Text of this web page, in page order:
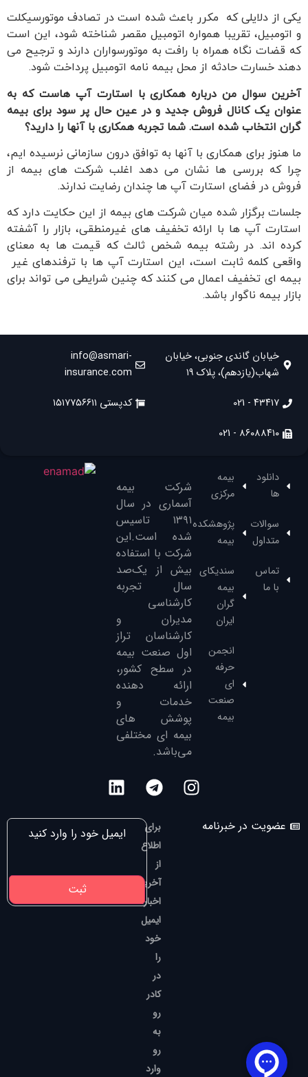
یکی از دلایلی که مکرر باعث شده است در تصادف موتورسیکلت
و اتومبیل، تقریبا همواره اتومبیل مقصر شناخته شود، این است
که قضات نگاه همراه با رافت به موتورسواران دارند و ترجیح می
دهند خسارت حادثه از محل بیمه نامه اتومبیل پرداخت شود.
آخرین سوال من درباره همکاری با استارت آپ هاست که به
عنوان یک کانال فروش جدید و در عین حال پر سود برای بیمه
گران انتخاب شده است. شما تجربه همکاری با آنها را دارید؟
ما هنوز برای همکاری با آنها به توافق درون سازمانی نرسیده ایم،
چرا که بررسی ها نشان می دهد اغلب شرکت های بیمه از
فروش در فضای استارت آپ ها چندان رضایت ندارند.
جلسات برگزار شده میان شرکت های بیمه از این حکایت دارد که
استارت آپ ها با ارائه تخفیف های غیرمنطقی، بازار را آشفته
کرده اند. در رشته بیمه شخص ثالث که قیمت ها به معنای
واقعی کلمه ثابت است، این استارت آپ ها با ترفندهای غیر
بیمه ای تخفیف اعمال می کنند که چنین شرایطی می تواند برای
بازار بیمه ناگوار باشد.
خیابان گاندی جنوبی، خیابان
شهاب(یازدهم)، پلاک ۱۹
۴۳۴۱۷ - 021
۸۶۰۸۸۴۱۰ - 021
info@asmari-
insurance.com
کدپستی ۱۵۱۷۷۵۶۶۱۱
دانلود
ها
سوالات
متداول
تماس
با ما
بیمه
مرکزی
پژوهشکده
بیمه
سندیکای
بیمه
گران
ایران
انجمن
حرفه
ای
صنعت
بیمه
شرکت بیمه
آسماری در سال
۱۳۹۱‌ تاسیس
شده است.این
شرکت با استفاده
بیش از یک‌صد
سال تجربه
کارشناسی
مدیران و
کارشناسان تراز
‌اول صنعت بیمه
در سطح کشور،
ارائه دهنده
خدمات و
پوشش های
بیمه ای مختلفی
می‌باشد.
عضویت در خبرنامه
برای
اطلاع
از
آخرین
اخبار،
ایمیل
خود
را
در
کادر
رو
به
رو
وارد